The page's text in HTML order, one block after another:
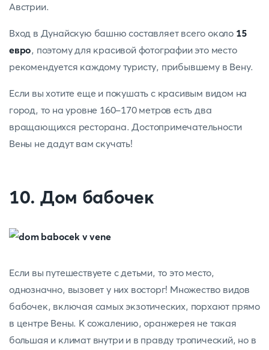
Австрии.
Вход в Дунайскую башню составляет всего около 15
евро, поэтому для красивой фотографии это место
рекомендуется каждому туристу, прибывшему в Вену.
Если вы хотите еще и покушать с красивым видом на
город, то на уровне 160-170 метров есть два
вращающихся ресторана. Достопримечательности
Вены не дадут вам скучать!
10. Дом бабочек
Если вы путешествуете с детьми, то это место,
однозначно, вызовет у них восторг! Множество видов
бабочек, включая самых экзотических, порхают прямо
в центре Вены. К сожалению, оранжерея не такая
большая и климат внутри и в правду тропический, но в